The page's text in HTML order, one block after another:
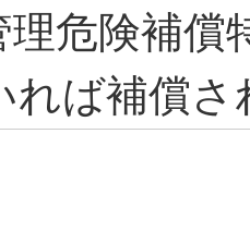
理危険補償
れば補償